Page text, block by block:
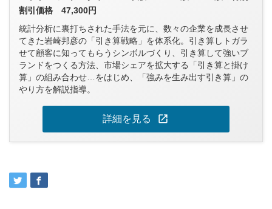
割引価格 47,300円
統計分析に裏打ちされた手法を元に、数々の企業を成長させ
てきた岩崎邦彦の「引き算戦略」を体系化。引き算しトガラ
せて顧客に知ってもらうシンボルづくり、引き算して強いブ
ランドをつくる方法、市場シェアを拡大する「引き算と掛け
算」の組み合わせ…をはじめ、「強みを生み出す引き算」の
やり方を解説指導。
詳細を見る open_in_new